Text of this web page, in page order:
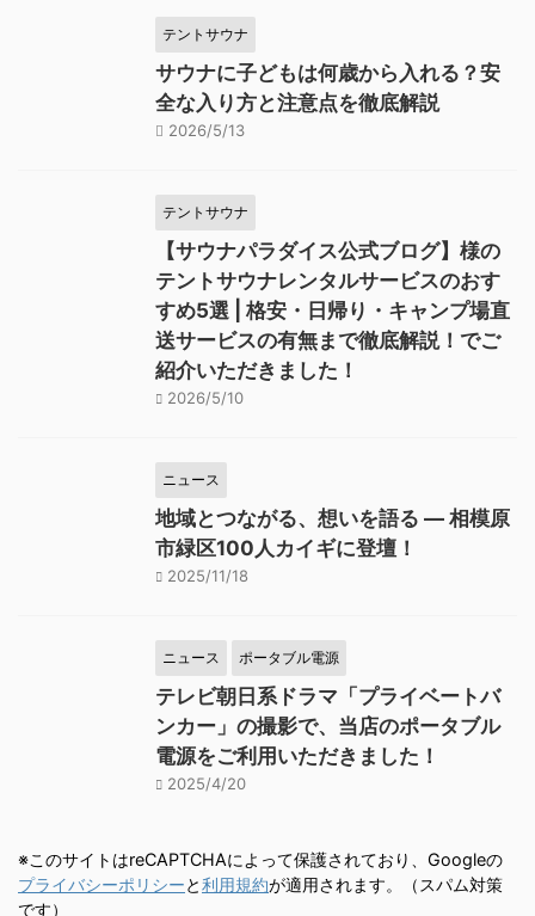
テントサウナ
サウナに子どもは何歳から入れる？安
全な入り方と注意点を徹底解説
2026/5/13
テントサウナ
【サウナパラダイス公式ブログ】様の
テントサウナレンタルサービスのおす
すめ5選 | 格安・日帰り・キャンプ場直
送サービスの有無まで徹底解説！でご
紹介いただきました！
2026/5/10
ニュース
地域とつながる、想いを語る — 相模原
市緑区100人カイギに登壇！
2025/11/18
ニュース ポータブル電源
テレビ朝日系ドラマ「プライベートバ
ンカー」の撮影で、当店のポータブル
電源をご利用いただきました！
2025/4/20
※このサイトはreCAPTCHAによって保護されており、Googleの
プライバシーポリシーと利用規約が適用されます。（スパム対策
です）